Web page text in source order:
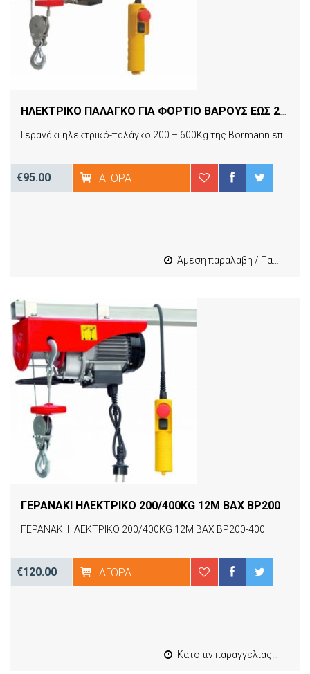
€95.00 ΑΓΟΡΆ
Άμεση παραλαβή / Παράδοση 1-3 εργασιμες
ΓΕΡΑΝΑΚΙ ΗΛΕΚΤΡΙΚΟ 200/400KG 12M BAX BP200-400
€120.00 ΑΓΟΡΆ
Κατοπιν παραγγελιας από 4 έως 10 εργασιμες